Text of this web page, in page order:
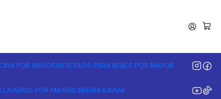
POR MAYORARTICULOS PARA BEBES POR MAYOR
LLAVEROS POR MAYORLIBRERIA KAWAII